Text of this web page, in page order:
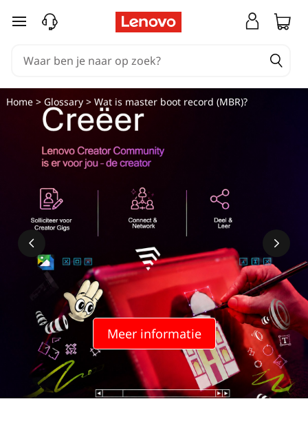
W
o
Ga naar de hoofdinhoud
Meer informatie
Home> Glossary> Wat is master boot record (MBR)?